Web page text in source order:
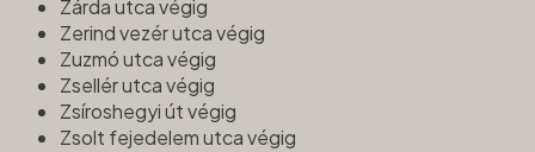
Zárda utca végig
Zerind vezér utca végig
Zuzmó utca végig
Zsellér utca végig
Zsíroshegyi út végig
Zsolt fejedelem utca végig